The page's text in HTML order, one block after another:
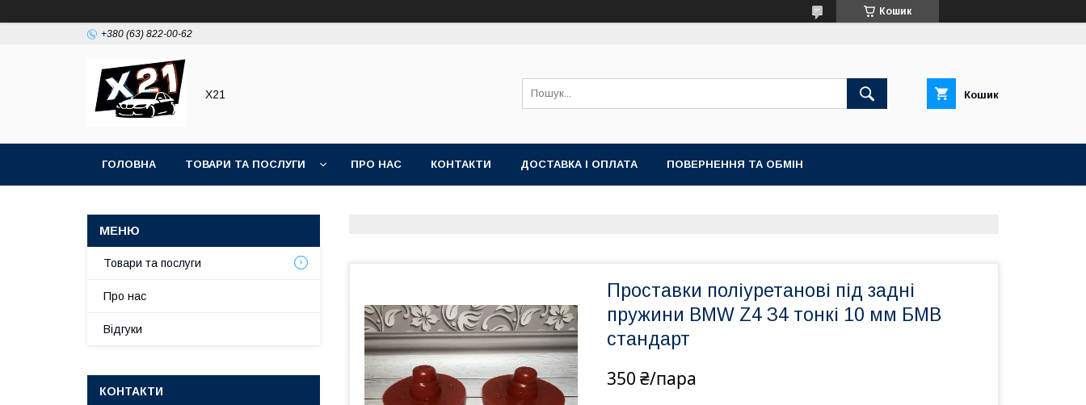
Кошик
+380 (63) 822-00-62
Х21 Кошик
ГОЛОВНА ТОВАРИ ТА ПОСЛУГИ ПРО НАС КОНТАКТИ ДОСТАВКА І ОПЛАТА ПОВЕРНЕННЯ ТА ОБМІН
Проставки поліуретанові під задні
пружини BMW Z4 З4 тонкі 10 мм БМВ
стандарт
350 ₴/пара
Товари та послуги
Про нас
Відгуки
КОНТАКТИ